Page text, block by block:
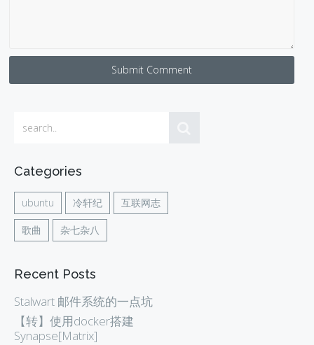
Submit Comment
Categories
ubuntu 冷轩纪 互联网志
歌曲 杂七杂八
Recent Posts
Stalwart 邮件系统的一点坑
【转】使用docker搭建
Synapse[Matrix]